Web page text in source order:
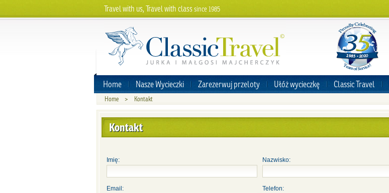
Travel with us, Travel with classsince 1985
Home Nasze Wycieczki Zarezerwuj przeloty Ułóż wycieczkę Classic Travel
Home > Kontakt
Kontakt
Imię: Nazwisko:
Email: Telefon: